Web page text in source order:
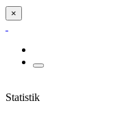
×
Statistik